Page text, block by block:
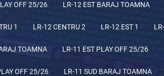
OFF 25/26 LR-12 EST BARAJ TOAMNA
1 LR-12 CENTRU 2 LR-12 EST 1
TOAMNA LR-11 EST PLAY OFF 25/26
OFF 25/26 LR-11 SUD BARAJ TOAMNA